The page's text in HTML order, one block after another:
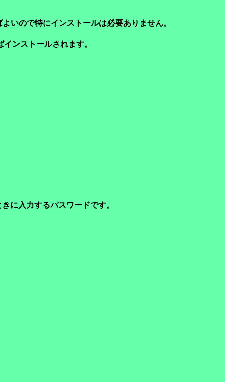
いので特にインストールは必要ありません。
ンストールされます。
に入力するパスワードです。